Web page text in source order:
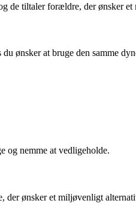
de tiltaler forældre, der ønsker
ønsker at bruge den samme
og nemme at vedligeholde.
ønsker et miljøvenligt